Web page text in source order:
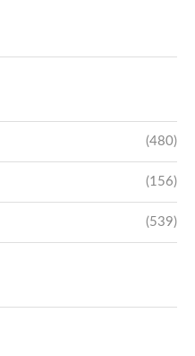
(480)
(156)
(539)